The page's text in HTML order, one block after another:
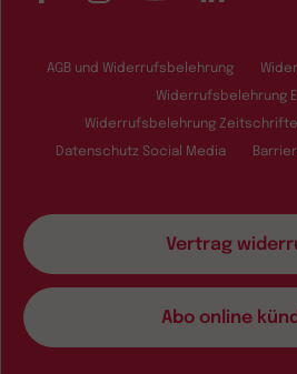
AGB und Widerrufsbelehrung
Widerrufsbelehrung
Widerrufsbelehrung
Datenschutz Social Media
Vertrag
Abo online